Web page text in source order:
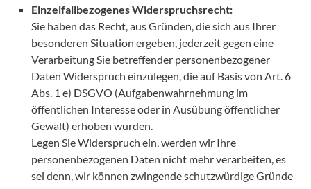
Einzelfallbezogenes Widerspruchsrecht:
Sie haben das Recht, aus Gründen, die sich aus Ihrer
besonderen Situation ergeben, jederzeit gegen eine
Verarbeitung Sie betreffender personenbezogener
Daten Widerspruch einzulegen, die auf Basis von Art. 6
Abs. 1 e) DSGVO (Aufgabenwahrnehmung im
öffentlichen Interesse oder in Ausübung öffentlicher
Gewalt) erhoben wurden.
Legen Sie Widerspruch ein, werden wir Ihre
personenbezogenen Daten nicht mehr verarbeiten, es
sei denn, wir können zwingende schutzwürdige Gründe